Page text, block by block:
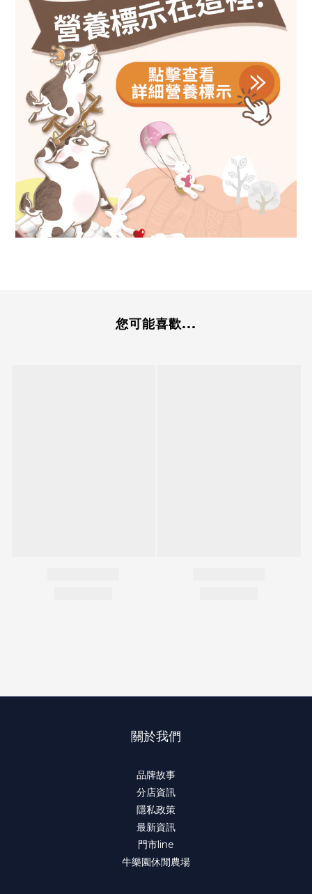
您可能喜歡...
關於我們
品牌故事
分店資訊
隱私政策
最新資訊
門市line
牛樂園休閒農場